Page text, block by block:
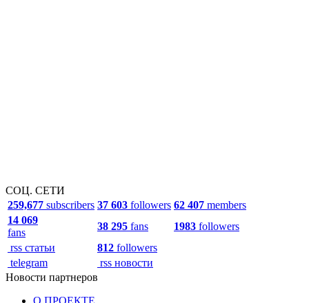
СОЦ. СЕТИ
259,677 subscribers 37 603 followers 62 407 members
14 069
fans
38 295 fans 1983 followers
rss статьи
812 followers
telegram
rss новости
Новости партнеров
О ПРОЕКТЕ